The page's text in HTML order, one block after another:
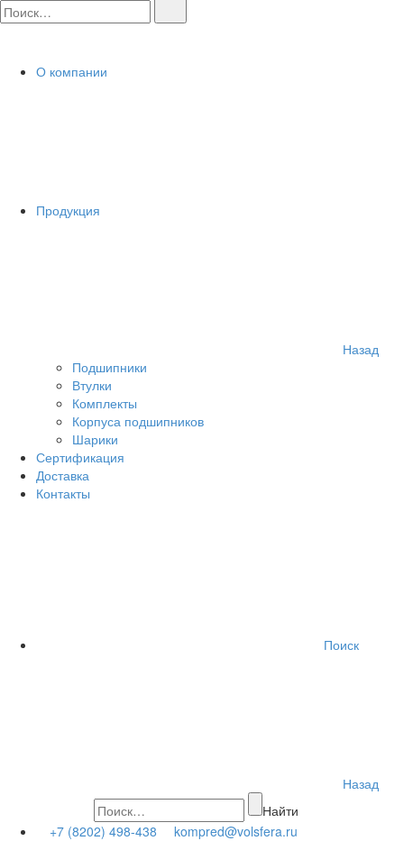
О компании
Продукция
Назад
Подшипники
Втулки
Комплекты
Корпуса подшипников
Шарики
Сертификация
Доставка
Контакты
Поиск
Назад
Найти
+7 (8202) 498-438
kompred@volsfera.ru